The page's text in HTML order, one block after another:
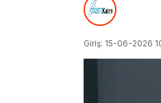
Giriş: 15-06-2026